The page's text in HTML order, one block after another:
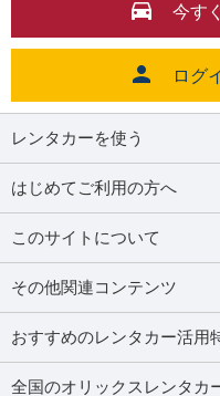
今す
ログ
レンタカーを使う
はじめてご利用の方へ
このサイトについて
その他関連コンテンツ
おすすめのレンタカー活用
全国のオリックスレンタカ